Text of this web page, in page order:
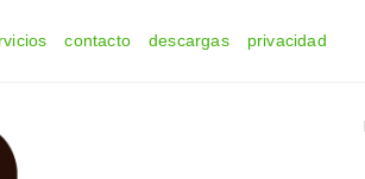
contacto descargas privacidad